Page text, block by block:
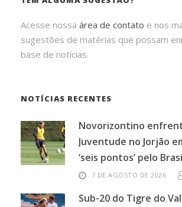
Acesse nossa área de contato e nos
sugestões de matérias que possam
base de notícias.
NOTÍCIAS RECENTES
Novorizontino
Juventude no Jorjão
‘seis pontos’ pelo
7 DE AGOSTO DE 2026
Sub-20 do Tigre do